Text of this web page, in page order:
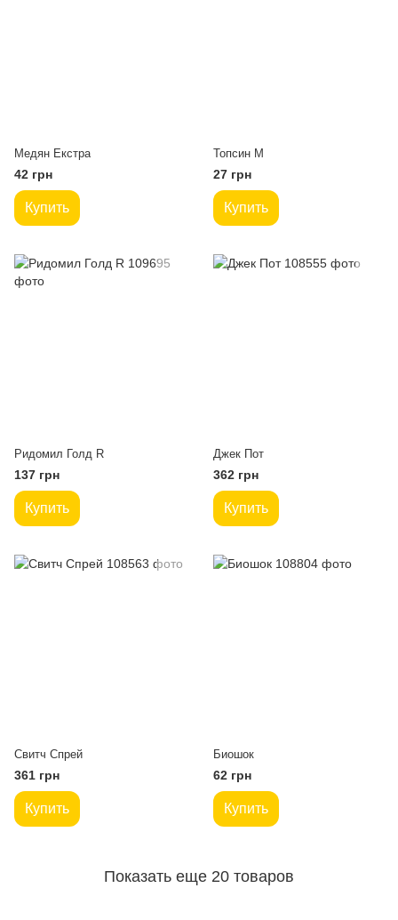
Медян Екстра
42 грн
Купить
Топсин М
27 грн
Купить
Ридомил Голд R
137 грн
Купить
Джек Пот
362 грн
Купить
Свитч Спрей
361 грн
Купить
Биошок
62 грн
Купить
Показать еще 20 товаров